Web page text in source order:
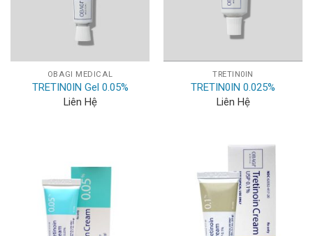
OBAGI MEDICAL
TRETIN0IN Gel 0.05%
Liên Hệ
TRETIN0IN
TRETIN0IN 0.025%
Liên Hệ